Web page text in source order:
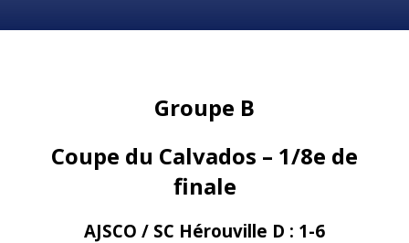
Groupe B
Coupe du Calvados – 1/8e de
finale
AJSCO / SC Hérouville D : 1-6